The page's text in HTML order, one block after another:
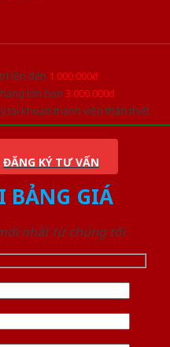
lên đến 1.000.000đ
lớn hơn 3.000.000đ
tài khoản thành viên thân thiết
ĐĂNG KÝ TƯ VẤN
BẢNG GIÁ
nhất từ chúng tôi